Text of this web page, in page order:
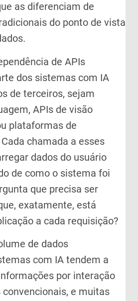
as diferenciam de
do ponto de vista
de APIs
dos sistemas com IA
de terceiros, sejam
APIs de visão
plataformas de
chamada a esses
dados do usuário
de como o sistema foi
que precisa ser
exatamente, está
a cada requisição?
de dados
com IA tendem a
por interação
e muitas